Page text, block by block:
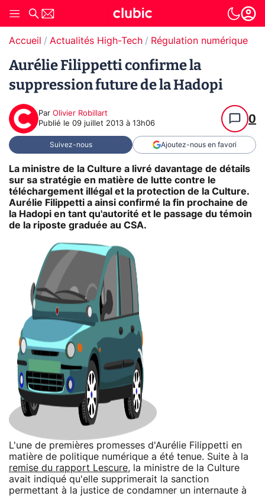
Accueil Actualités High-Tech Régulation numérique
Aurélie Filippetti confirme la
suppression future de la Hadopi
Par Olivier Robillart
Publié le 09 juillet 2013 à 13h06 0
Suivez-nous Ajoutez-nous en favori
La ministre de la Culture a livré davantage de détails
sur sa stratégie en matière de lutte contre le
téléchargement illégal et la protection de la Culture.
Aurélie Filippetti a ainsi confirmé la fin prochaine de
la Hadopi en tant qu'autorité et le passage du témoin
de la riposte graduée au CSA.
L'une de premières promesses d'Aurélie Filippetti en
matière de politique numérique a été tenue. Suite à la
remise du rapport Lescure, la ministre de la Culture
avait indiqué qu'elle supprimerait la sanction
permettant à la justice de condamner un internaute à